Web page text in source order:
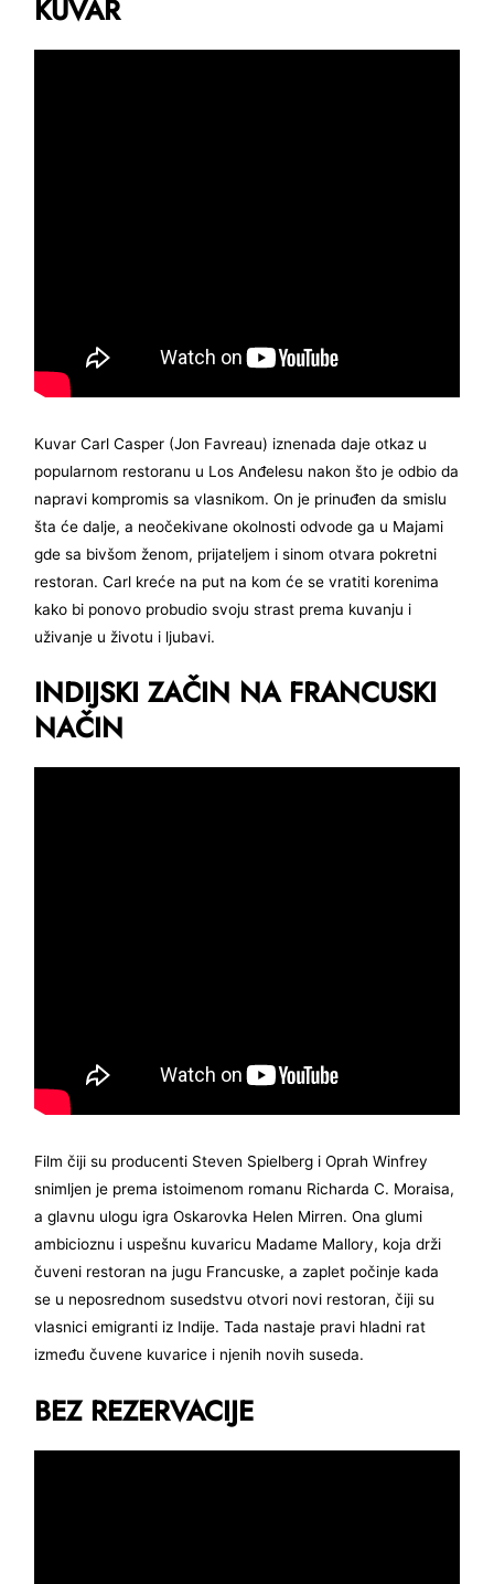
KUVAR
Kuvar Carl Casper (Jon Favreau) iznenada daje otkaz u
popularnom restoranu u Los Anđelesu nakon što je odbio da
napravi kompromis sa vlasnikom. On je prinuđen da smislu
šta će dalje, a neočekivane okolnosti odvode ga u Majami
gde sa bivšom ženom, prijateljem i sinom otvara pokretni
restoran. Carl kreće na put na kom će se vratiti korenima
kako bi ponovo probudio svoju strast prema kuvanju i
uživanje u životu i ljubavi.
INDIJSKI ZAČIN NA FRANCUSKI
NAČIN
Film čiji su producenti Steven Spielberg i Oprah Winfrey
snimljen je prema istoimenom romanu Richarda C. Moraisa,
a glavnu ulogu igra Oskarovka Helen Mirren. Ona glumi
ambicioznu i uspešnu kuvaricu Madame Mallory, koja drži
čuveni restoran na jugu Francuske, a zaplet počinje kada
se u neposrednom susedstvu otvori novi restoran, čiji su
vlasnici emigranti iz Indije. Tada nastaje pravi hladni rat
između čuvene kuvarice i njenih novih suseda.
BEZ REZERVACIJE